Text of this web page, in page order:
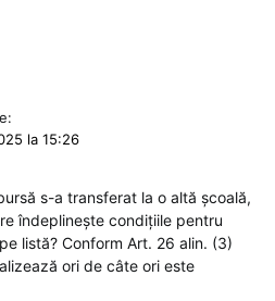
la 15:26
s-a transferat la o altă școală,
îndeplinește condițiile pentru
listă? Conform Art. 26 alin. (3)
ori de câte ori este